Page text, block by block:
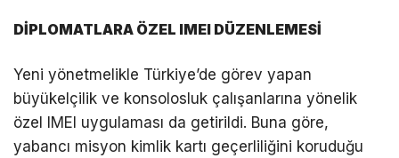
DİPLOMATLARA ÖZEL IMEI DÜZENLEMESİ
Yeni yönetmelikle Türkiye’de görev yapan
büyükelçilik ve konsolosluk çalışanlarına yönelik
özel IMEI uygulaması da getirildi. Buna göre,
yabancı misyon kimlik kartı geçerliliğini koruduğu